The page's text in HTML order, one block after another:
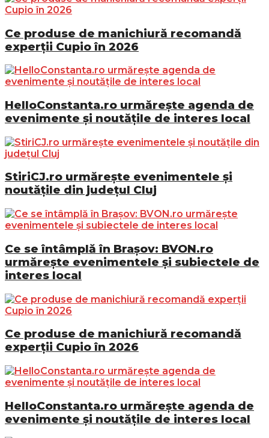
Ce produse de manichiură recomandă
experții Cupio în 2026
HelloConstanta.ro urmărește agenda de
evenimente și noutățile de interes local
StiriCJ.ro urmărește evenimentele și
noutățile din județul Cluj
Ce se întâmplă în Brașov: BVON.ro
urmărește evenimentele și subiectele de
interes local
Ce produse de manichiură recomandă
experții Cupio în 2026
HelloConstanta.ro urmărește agenda de
evenimente și noutățile de interes local